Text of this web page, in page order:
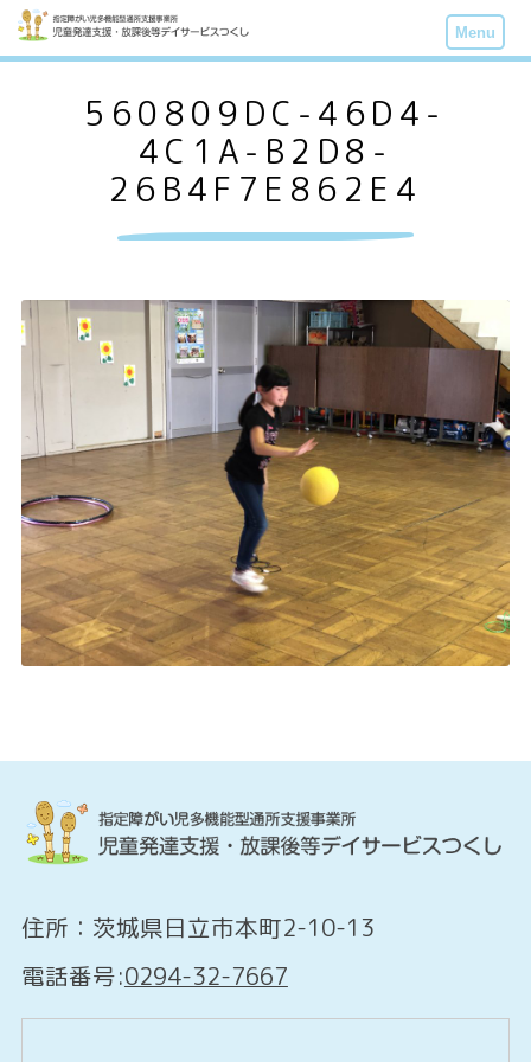
Menu
560809DC-46D4-
4C1A-B2D8-
26B4F7E862E4
住所：茨城県日立市本町2-10-13
電話番号:0294-32-7667